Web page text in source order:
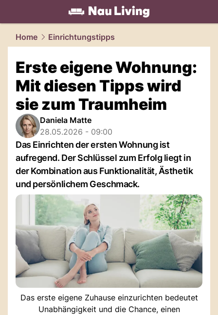
living.NAU.ch
Home Einrichtungstipps
Erste eigene Wohnung:
Mit diesen Tipps wird
sie zum Traumheim
Daniela Matte
28.05.2026 - 09:00
Das Einrichten der ersten Wohnung ist
aufregend. Der Schlüssel zum Erfolg liegt in
der Kombination aus Funktionalität, Ästhetik
und persönlichem Geschmack.
Das erste eigene Zuhause einzurichten bedeutet
Unabhängigkeit und die Chance, einen